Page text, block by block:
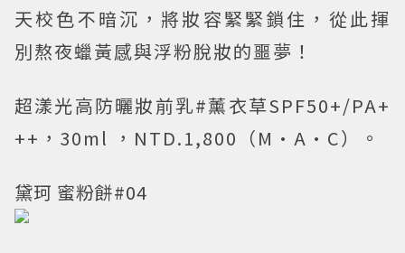
天校色不暗沉，將妝容緊緊鎖住，從此揮
別熬夜蠟黃感與浮粉脫妝的噩夢！
超漾光高防曬妝前乳#薰衣草SPF50+/PA+
++，30ml ，NTD.1,800（M·A·C）。
黛珂 蜜粉餅#04